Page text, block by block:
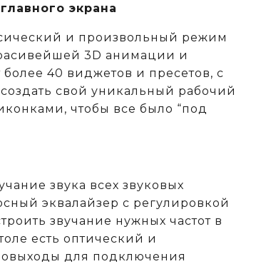
экрана
и произвольный режим
3D анимации и
40 виджетов и пресетов, с
свой уникальный рабочий
чтобы все было “под
звука всех звуковых
эквалайзер с регулировкой
звучание нужных частот в
есть оптический и
для подключения